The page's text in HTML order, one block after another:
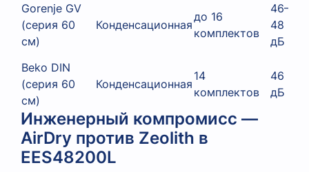
Gorenje GV
(серия 60
см)
Конденсационная
до 16
комплектов
46–
48
дБ
Beko DIN
(серия 60
см)
Конденсационная
14
комплектов
46
дБ
Инженерный компромисс —
AirDry против Zeolith в
EES48200L